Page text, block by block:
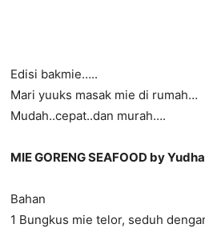
Edisi bakmie…..
Mari yuuks masak mie di rumah…
Mudah..cepat..dan murah….
MIE GORENG SEAFOOD by
Bahan
1 Bungkus mie telor, seduh